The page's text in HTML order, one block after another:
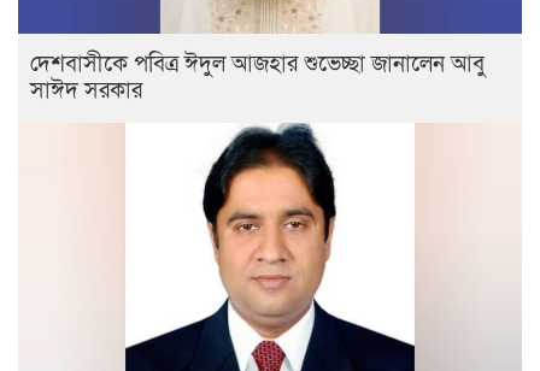
দেশবাসীকে পবিত্র ঈদুল আজহার শুভেচ্ছা জানালেন আবু
সাঈদ সরকার